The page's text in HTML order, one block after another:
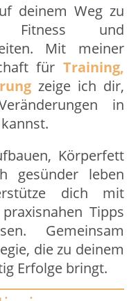
deinem Weg zu
Fitness und
Mit meiner
für Training,
zeige ich dir,
in
Körperfett
gesünder leben
dich mit
Tipps
Gemeinsam
die zu deinem
Erfolge bringt.